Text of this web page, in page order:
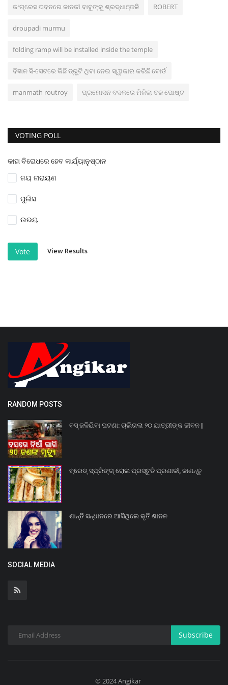
କଂଗ୍ରେସ ଭବନରେ ଜାନକୀ ବାବୁଙ୍କୁ ଶ୍ରଦ୍ଧାଞ୍ଜଳି ROBERT
droupadi murmu
folding ramp will be installed inside the temple
ବିଜ୍ଞାନ ସି-ସେଟରେ କିଛି ତ୍ରୁଟି ଥିବା ନେଇ ସ୍ୱୀକାର କରିଛି ବୋର୍ଡ
manmath routroy ପ୍ରମୋସନ ବଦଳରେ ମିଳିଲା ତଳ ପୋଷ୍ଟ
VOTING POLL
କାହା ବିରୋଧରେ ହେବ କାର୍ଯ୍ୟାନୁଷ୍ଠାନ
ଜୟ ନାରାୟଣ
ପୁଲିସ
ଉଭୟ
Vote View Results
RANDOM POSTS
ବସ୍ ଜଳିଯିବା ଘଟଣା: ଚାଲିଗଲା ୨୦ ଯାତ୍ରୀଙ୍କ ଜୀବନ |
ବ୍ରେଡ୍ ସ୍ପ୍ରିଙ୍ଗ୍ ରୋଲ ପ୍ରସ୍ତୁତି ପ୍ରଣାଳୀ, ଜାଣନ୍ତୁ
ଶାନ୍ତି ସନ୍ଧାନରେ ଆସିଥିଲେ କୃତି ଶାନନ
SOCIAL MEDIA
Subscribe
© 2024 Angikar